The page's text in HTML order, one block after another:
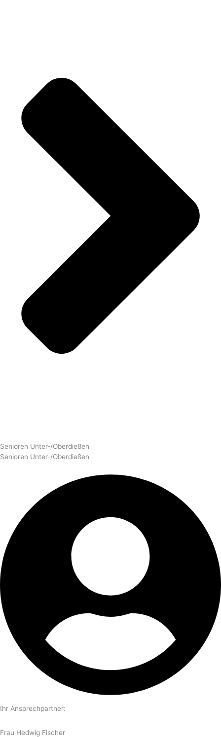
Senioren Unter-/Oberdießen
Senioren Unter-/Oberdießen
Ihr Ansprechpartner:
Frau Hedwig Fischer